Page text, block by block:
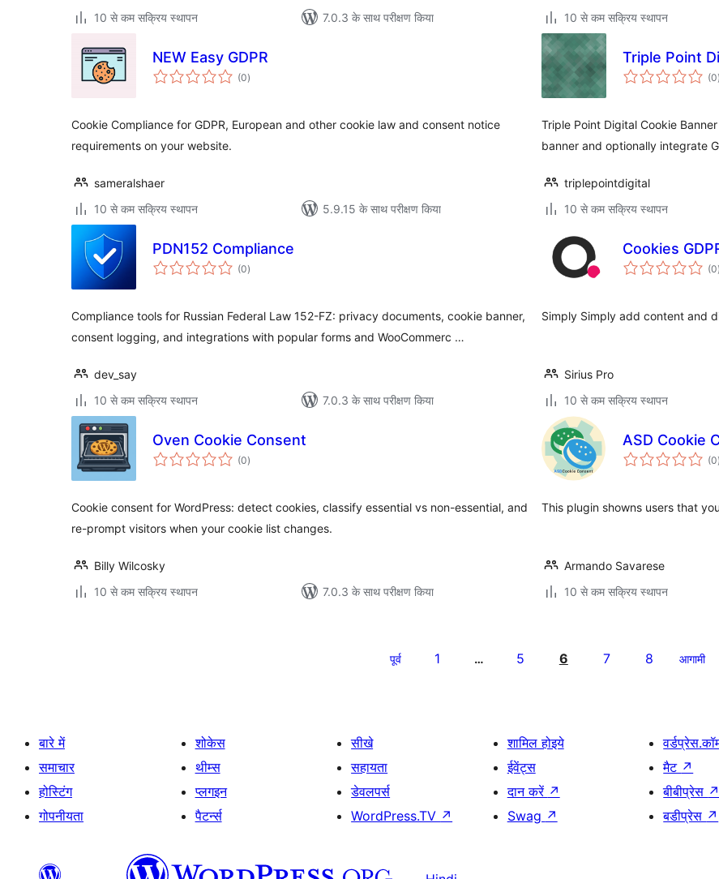
10 से कम सक्रिय स्थापन
7.0.3 के साथ परीक्षण किया
10 से कम सक्रिय स्थापन
NEW Easy GDPR
(0कुल
दर)
Cookie Compliance for GDPR, European and other cookie law and consent notice
requirements on your website.
sameralshaer
10 से कम सक्रिय स्थापन
5.9.15 के साथ परीक्षण किया
Triple Point
(0दर)
Triple Point Digital Cookie
banner and optionally integrate
triplepointdigital
10 से कम सक्रिय स्थापन
PDN152 Compliance
(0कुल
दर)
Compliance tools for Russian Federal Law 152-FZ: privacy documents, cookie banner,
consent logging, and integrations with popular forms and WooCommerc …
dev_say
10 से कम सक्रिय स्थापन
7.0.3 के साथ परीक्षण किया
Cookies
(0दर)
Simply Simply add content and
Sirius Pro
10 से कम सक्रिय स्थापन
Oven Cookie Consent
(0कुल
दर)
Cookie consent for WordPress: detect cookies, classify essential vs non-essential, and
re-prompt visitors when your cookie list changes.
Billy Wilcosky
10 से कम सक्रिय स्थापन
7.0.3 के साथ परीक्षण किया
ASD Cookie
(0दर)
This plugin showns users that
Armando Savarese
10 से कम सक्रिय स्थापन
पूर्व 1 … 5 6 7 8 आगामी
बारे में
समाचार
होस्टिंग
गोपनीयता
शोकेस
थीम्स
प्लगइन
पैटर्न्स
सीखे
सहायता
डेवलपर्स
WordPress.TV ↗
शामिल होइये
ईवेंट्स
दान करें ↗
Swag ↗
मैट ↗
बीबीप्रेस ↗
बडीप्रेस ↗